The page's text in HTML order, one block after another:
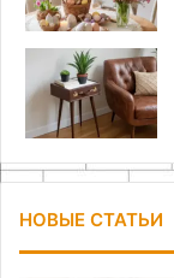
НОВЫЕ СТАТЬИ